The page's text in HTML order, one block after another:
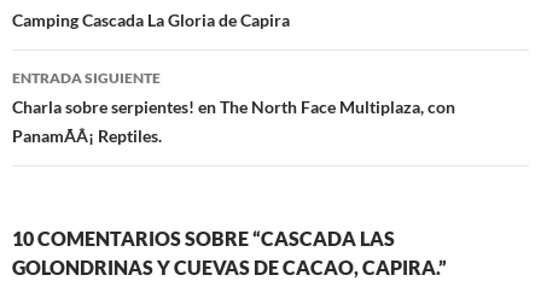
Navegación
de
entradas
Camping Cascada La Gloria de Capira
ENTRADA SIGUIENTE
Charla sobre serpientes! en The North Face Multiplaza, con
PanamÃÂ¡ Reptiles.
10 COMENTARIOS SOBRE “CASCADA LAS
GOLONDRINAS Y CUEVAS DE CACAO, CAPIRA.”